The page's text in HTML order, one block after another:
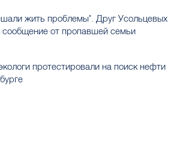
жить проблемы". Друг Усольцевых
сообщение от пропавшей семьи
протестировали на поиск нефти